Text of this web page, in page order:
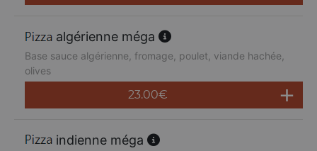
algérienne méga
Base sauce algérienne, fromage, poulet, viande hachée,
olives
23.00€
indienne méga